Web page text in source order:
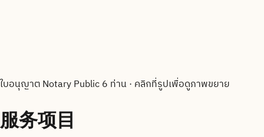
ใบอนุญาต Notary Public 6 ท่าน· คลิกที่รูปเพื่อดูภาพขยาย
服务项目